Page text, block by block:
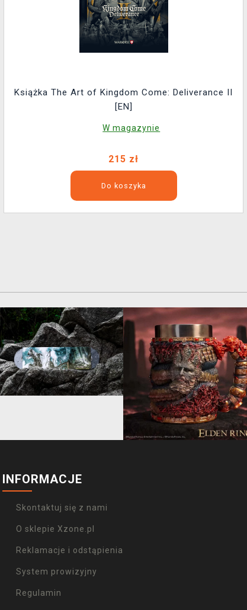
Książka The Art of Kingdom Come: Deliverance II
[EN]
W magazynie
215 zł
Do koszyka
INFORMACJE
Skontaktuj się z nami
O sklepie Xzone.pl
Reklamacje i odstąpienia
System prowizyjny
Regulamin